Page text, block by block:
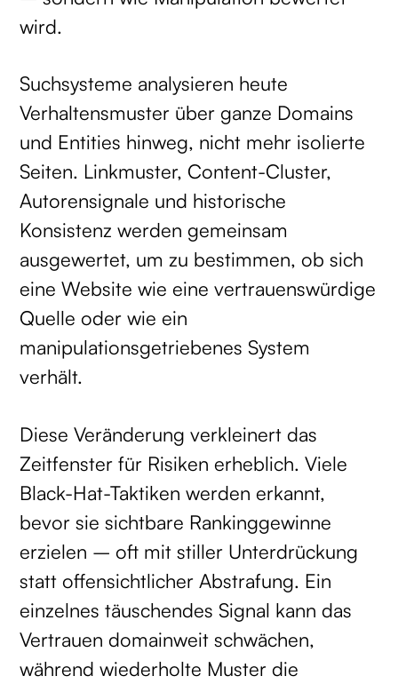
wird.
Suchsysteme analysieren heute
Verhaltensmuster über ganze Domains
und Entities hinweg, nicht mehr isolierte
Seiten. Linkmuster, Content-Cluster,
Autorensignale und historische
Konsistenz werden gemeinsam
ausgewertet, um zu bestimmen, ob sich
eine Website wie eine vertrauenswürdige
Quelle oder wie ein
manipulationsgetriebenes System
verhält.
Diese Veränderung verkleinert das
Zeitfenster für Risiken erheblich. Viele
Black-Hat-Taktiken werden erkannt,
bevor sie sichtbare Rankinggewinne
erzielen – oft mit stiller Unterdrückung
statt offensichtlicher Abstrafung. Ein
einzelnes täuschendes Signal kann das
Vertrauen domainweit schwächen,
während wiederholte Muster die